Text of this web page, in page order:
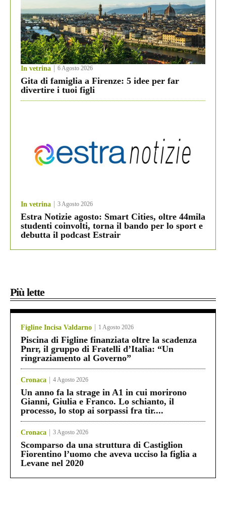
In vetrina 6 Agosto 2026
Gita di famiglia a Firenze: 5 idee per far
divertire i tuoi figli
In vetrina 3 Agosto 2026
Estra Notizie agosto: Smart Cities, oltre 44mila
studenti coinvolti, torna il bando per lo sport e
debutta il podcast Estrair
Più lette
Figline Incisa Valdarno 1 Agosto 2026
Piscina di Figline finanziata oltre la scadenza
Pnrr, il gruppo di Fratelli d’Italia: “Un
ringraziamento al Governo”
Cronaca 4 Agosto 2026
Un anno fa la strage in A1 in cui morirono
Gianni, Giulia e Franco. Lo schianto, il
processo, lo stop ai sorpassi fra tir....
Cronaca 3 Agosto 2026
Scomparso da una struttura di Castiglion
Fiorentino l’uomo che aveva ucciso la figlia a
Levane nel 2020